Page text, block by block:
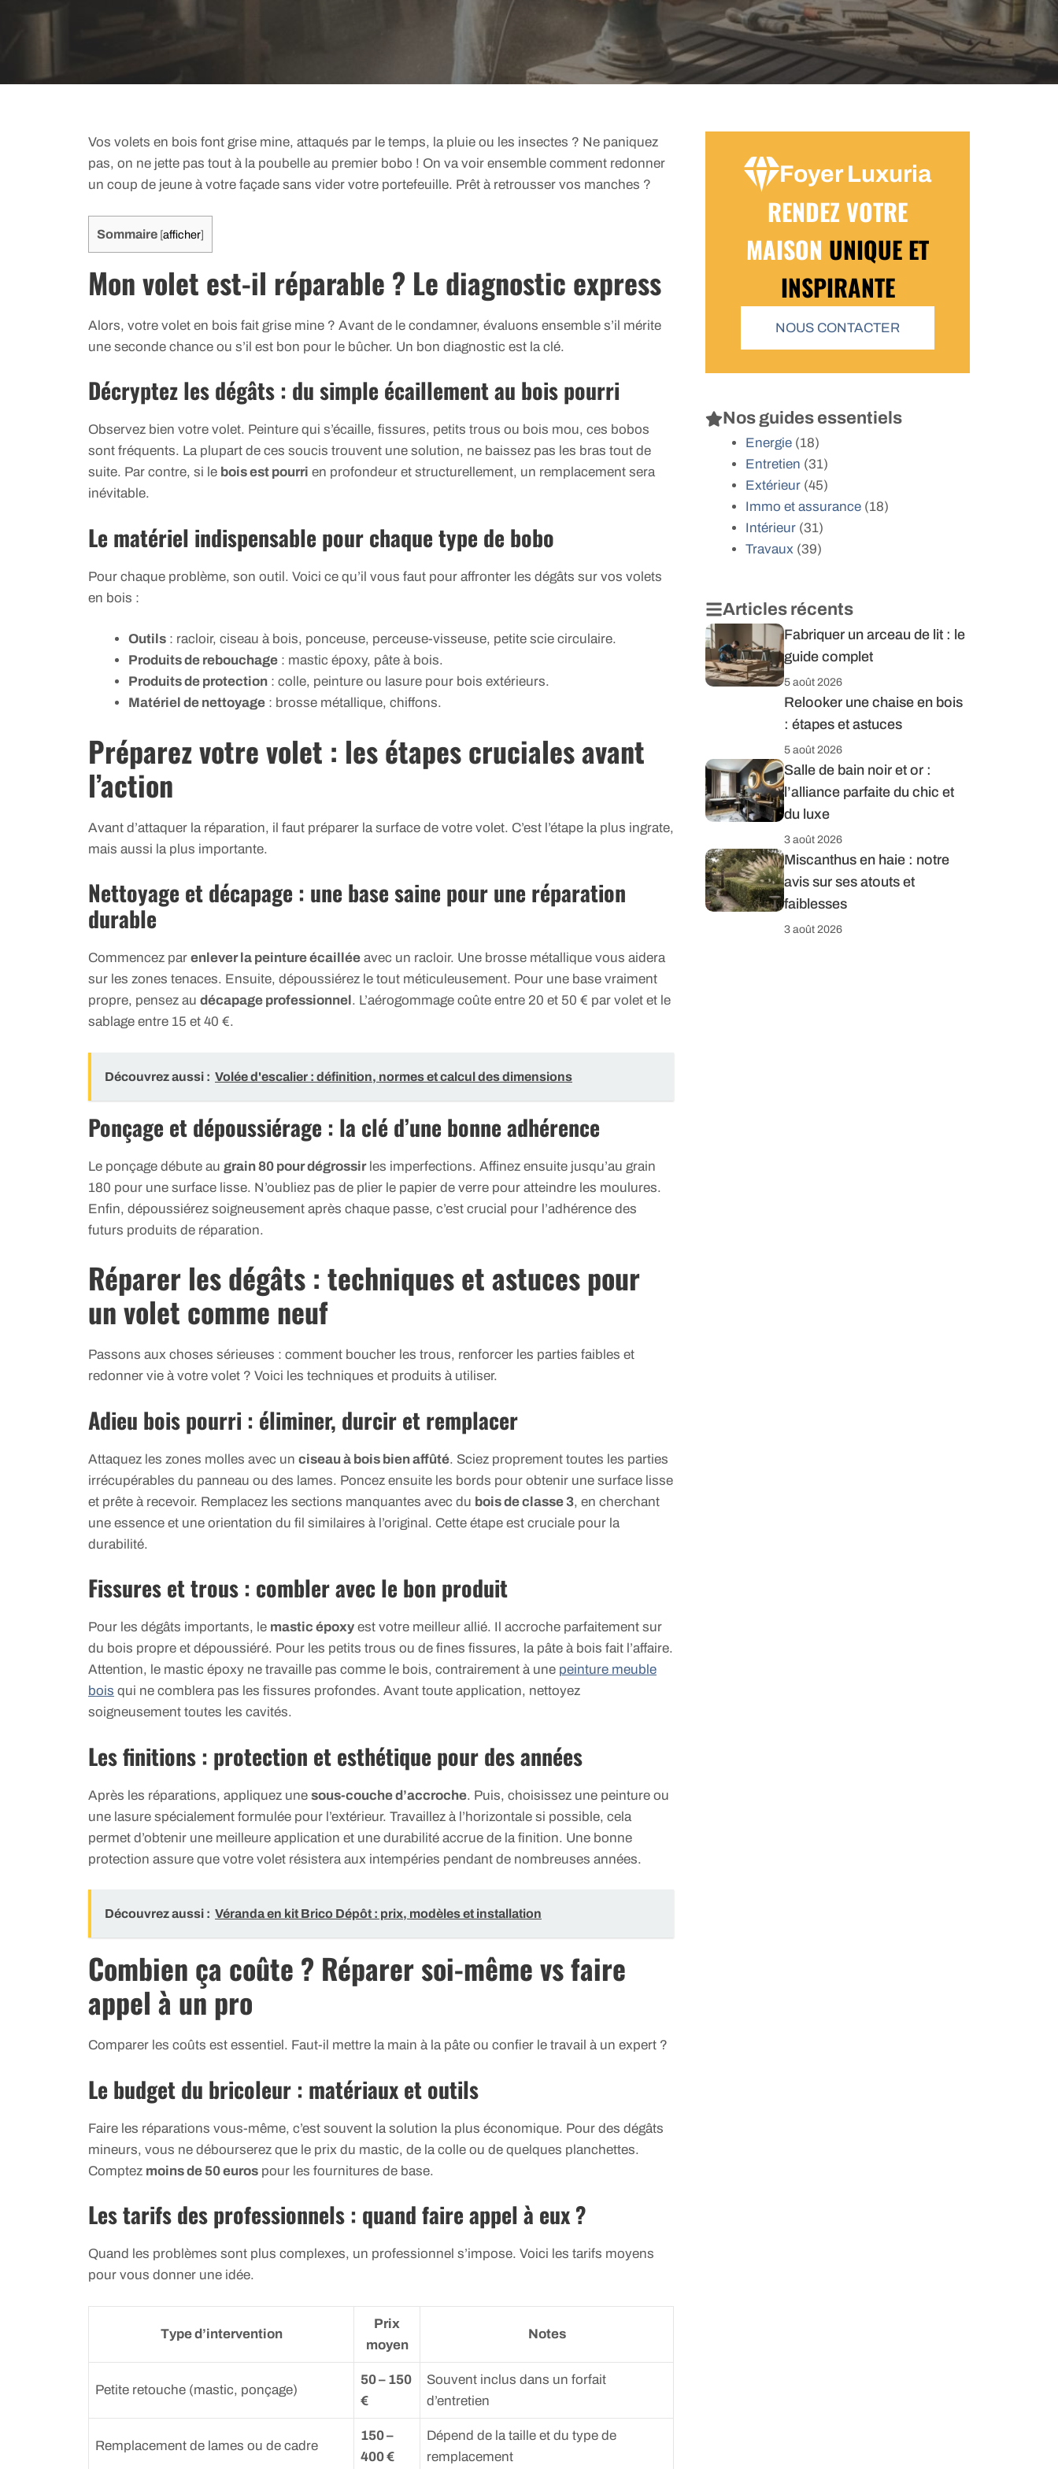
Vos volets en bois font grise mine, attaqués par le temps, la pluie ou les insectes ? Ne paniquez
pas, on ne jette pas tout à la poubelle au premier bobo ! On va voir ensemble comment redonner
un coup de jeune à votre façade sans vider votre portefeuille. Prêt à retrousser vos manches ?
Sommaire [afficher]
Mon volet est-il réparable ? Le diagnostic express
Alors, votre volet en bois fait grise mine ? Avant de le condamner, évaluons ensemble s’il mérite
une seconde chance ou s’il est bon pour le bûcher. Un bon diagnostic est la clé.
Décryptez les dégâts : du simple écaillement au bois pourri
Observez bien votre volet. Peinture qui s’écaille, fissures, petits trous ou bois mou, ces bobos
sont fréquents. La plupart de ces soucis trouvent une solution, ne baissez pas les bras tout de
suite. Par contre, si le bois est pourri en profondeur et structurellement, un remplacement sera
inévitable.
Le matériel indispensable pour chaque type de bobo
Pour chaque problème, son outil. Voici ce qu’il vous faut pour affronter les dégâts sur vos volets
en bois :
Outils : racloir, ciseau à bois, ponceuse, perceuse-visseuse, petite scie circulaire.
Produits de rebouchage : mastic époxy, pâte à bois.
Produits de protection : colle, peinture ou lasure pour bois extérieurs.
Matériel de nettoyage : brosse métallique, chiffons.
Préparez votre volet : les étapes cruciales avant
l’action
Avant d’attaquer la réparation, il faut préparer la surface de votre volet. C’est l’étape la plus ingrate,
mais aussi la plus importante.
Nettoyage et décapage : une base saine pour une réparation
durable
Commencez par enlever la peinture écaillée avec un racloir. Une brosse métallique vous aidera
sur les zones tenaces. Ensuite, dépoussiérez le tout méticuleusement. Pour une base vraiment
propre, pensez au décapage professionnel. L’aérogommage coûte entre 20 et 50 € par volet et le
sablage entre 15 et 40 €.
Découvrez aussi : Volée d'escalier : définition, normes et calcul des dimensions
Ponçage et dépoussiérage : la clé d’une bonne adhérence
Le ponçage débute au grain 80 pour dégrossirles imperfections. Affinez ensuite jusqu’au grain
180 pour une surface lisse. N’oubliez pas de plier le papier de verre pour atteindre les moulures.
Enfin, dépoussiérez soigneusement après chaque passe, c’est crucial pour l’adhérence des
futurs produits de réparation.
Réparer les dégâts : techniques et astuces pour
un volet comme neuf
Passons aux choses sérieuses : comment boucher les trous, renforcer les parties faibles et
redonner vie à votre volet ? Voici les techniques et produits à utiliser.
Adieu bois pourri : éliminer, durcir et remplacer
Attaquez les zones molles avec un ciseau à bois bien affûté. Sciez proprement toutes les parties
irrécupérables du panneau ou des lames. Poncez ensuite les bords pour obtenir une surface lisse
et prête à recevoir. Remplacez les sections manquantes avec du bois de classe 3, en cherchant
une essence et une orientation du fil similaires à l’original. Cette étape est cruciale pour la
durabilité.
Fissures et trous : combler avec le bon produit
Pour les dégâts importants, le mastic époxy est votre meilleur allié. Il accroche parfaitement sur
du bois propre et dépoussiéré. Pour les petits trous ou de fines fissures, la pâte à bois fait l’affaire.
Attention, le mastic époxy ne travaille pas comme le bois, contrairement à une peinture meuble
bois qui ne comblera pas les fissures profondes. Avant toute application, nettoyez
soigneusement toutes les cavités.
Les finitions : protection et esthétique pour des années
Après les réparations, appliquez une sous-couche d’accroche. Puis, choisissez une peinture ou
une lasure spécialement formulée pour l’extérieur. Travaillez à l’horizontale si possible, cela
permet d’obtenir une meilleure application et une durabilité accrue de la finition. Une bonne
protection assure que votre volet résistera aux intempéries pendant de nombreuses années.
Découvrez aussi : Véranda en kit Brico Dépôt : prix, modèles et installation
Combien ça coûte ? Réparer soi-même vs faire
appel à un pro
Comparer les coûts est essentiel. Faut-il mettre la main à la pâte ou confier le travail à un expert ?
Le budget du bricoleur : matériaux et outils
Faire les réparations vous-même, c’est souvent la solution la plus économique. Pour des dégâts
mineurs, vous ne débourserez que le prix du mastic, de la colle ou de quelques planchettes.
Comptez moins de 50 euros pour les fournitures de base.
Les tarifs des professionnels : quand faire appel à eux ?
Quand les problèmes sont plus complexes, un professionnel s’impose. Voici les tarifs moyens
pour vous donner une idée.
Type d’intervention
Prix
moyen
Notes
Petite retouche (mastic, ponçage)
50 – 150
€
Souvent inclus dans un forfait
d’entretien
Remplacement de lames ou de cadre
150 –
400 €
Dépend de la taille et du type de
remplacement
Foyer Luxuria
RENDEZ VOTRE
MAISON UNIQUE ET
INSPIRANTE
NOUS CONTACTER
Nos guides essentiels
Energie (18)
Entretien (31)
Extérieur (45)
Immo et assurance (18)
Intérieur (31)
Travaux (39)
Articles récents
Fabriquer un arceau de lit : le
guide complet
5 août 2026
Relooker une chaise en bois
: étapes et astuces
5 août 2026
Salle de bain noir et or :
l’alliance parfaite du chic et
du luxe
3 août 2026
Miscanthus en haie : notre
avis sur ses atouts et
faiblesses
3 août 2026